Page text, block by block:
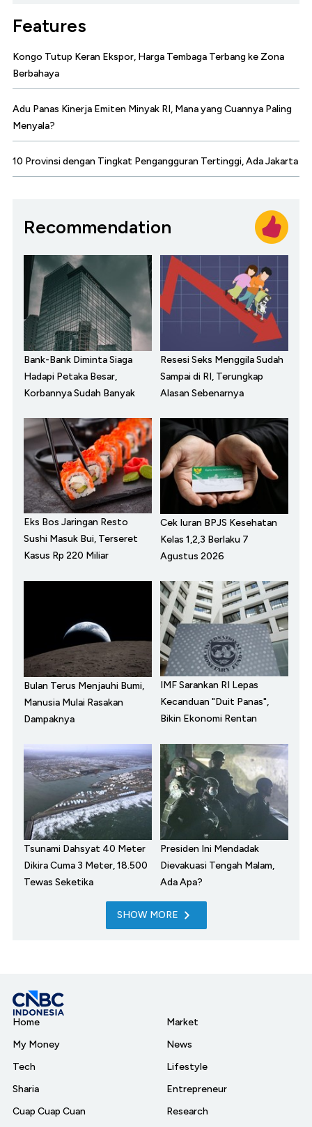
Features
Kongo Tutup Keran Ekspor, Harga Tembaga Terbang ke Zona
Berbahaya
Adu Panas Kinerja Emiten Minyak RI, Mana yang Cuannya Paling
Menyala?
10 Provinsi dengan Tingkat Pengangguran Tertinggi, Ada Jakarta
Recommendation
Bank-Bank Diminta Siaga
Hadapi Petaka Besar,
Korbannya Sudah Banyak
Resesi Seks Menggila Sudah
Sampai di RI, Terungkap
Alasan Sebenarnya
Eks Bos Jaringan Resto
Sushi Masuk Bui, Terseret
Kasus Rp 220 Miliar
Cek Iuran BPJS Kesehatan
Kelas 1,2,3 Berlaku 7
Agustus 2026
Bulan Terus Menjauhi Bumi,
Manusia Mulai Rasakan
Dampaknya
IMF Sarankan RI Lepas
Kecanduan "Duit Panas",
Bikin Ekonomi Rentan
Tsunami Dahsyat 40 Meter
Dikira Cuma 3 Meter, 18.500
Tewas Seketika
Presiden Ini Mendadak
Dievakuasi Tengah Malam,
Ada Apa?
SHOW MORE
Home
My Money
Tech
Sharia
Cuap Cuap Cuan
Market
News
Lifestyle
Entrepreneur
Research